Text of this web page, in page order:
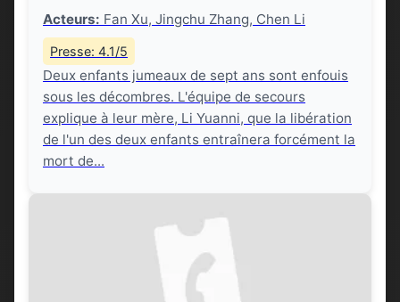
Acteurs: Fan Xu, Jingchu Zhang, Chen Li
Presse: 4.1/5
Deux enfants jumeaux de sept ans sont enfouis
sous les décombres. L'équipe de secours
explique à leur mère, Li Yuanni, que la libération
de l'un des deux enfants entraînera forcément la
mort de...